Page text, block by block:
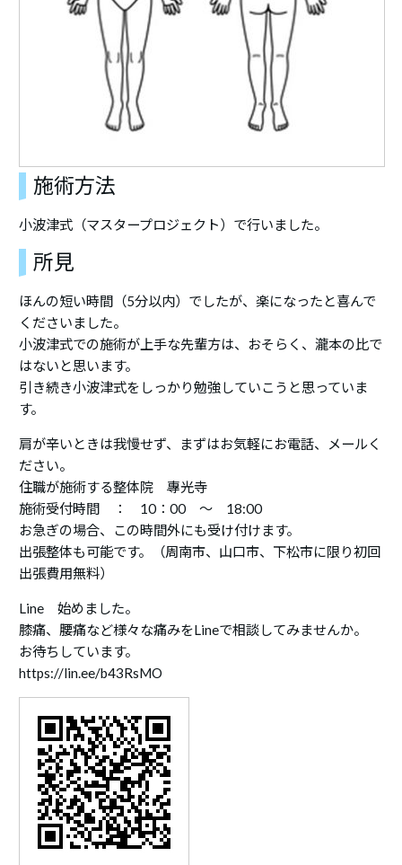
施術方法
小波津式（マスタープロジェクト）で行いました。
所見
ほんの短い時間（5分以内）でしたが、楽になったと喜んで
くださいました。
小波津式での施術が上手な先輩方は、おそらく、瀧本の比で
はないと思います。
引き続き小波津式をしっかり勉強していこうと思っていま
す。
肩が辛いときは我慢せず、まずはお気軽にお電話、メールく
ださい。
住職が施術する整体院 專光寺
施術受付時間 ： 10：00 ～ 18:00
お急ぎの場合、この時間外にも受け付けます。
出張整体も可能です。（周南市、山口市、下松市に限り初回
出張費用無料）
Line 始めました。
膝痛、腰痛など様々な痛みをLineで相談してみませんか。
お待ちしています。
https://lin.ee/b43RsMO